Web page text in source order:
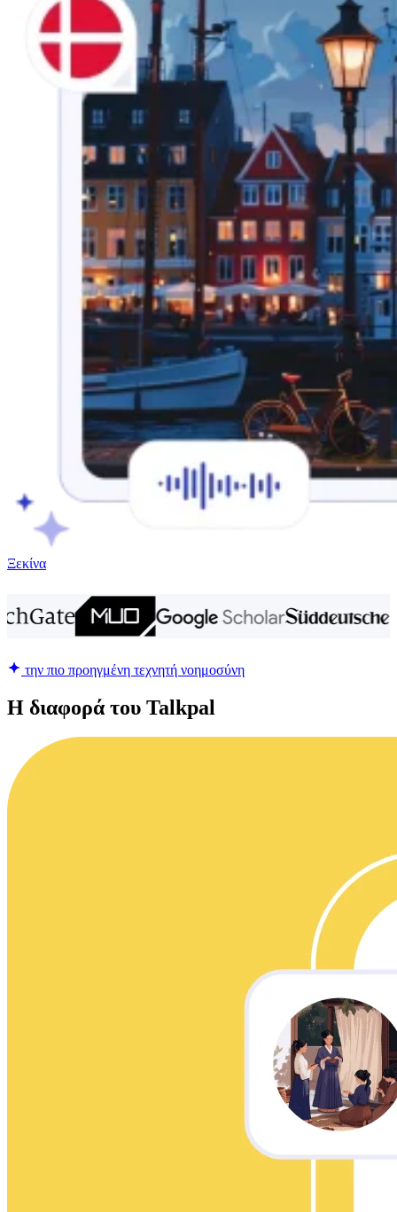
Ξεκίνα
την πιο προηγμένη τεχνητή νοημοσύνη
Η διαφορά του Talkpal